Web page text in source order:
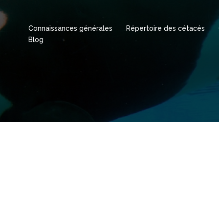
Connaissances générales Répertoire des cétacés
Blog